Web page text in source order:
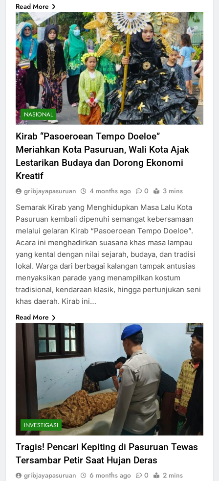
Read More
NASIONAL
Kirab “Pasoeroean Tempo Doeloe”
Meriahkan Kota Pasuruan, Wali Kota Ajak
Lestarikan Budaya dan Dorong Ekonomi
Kreatif
gribjayapasuruan 4 months ago 0 3 mins
Semarak Kirab yang Menghidupkan Masa Lalu Kota
Pasuruan kembali dipenuhi semangat kebersamaan
melalui gelaran Kirab “Pasoeroean Tempo Doeloe”.
Acara ini menghadirkan suasana khas masa lampau
yang kental dengan nilai sejarah, budaya, dan tradisi
lokal. Warga dari berbagai kalangan tampak antusias
menyaksikan parade yang menampilkan kostum
tradisional, kendaraan klasik, hingga pertunjukan seni
khas daerah. Kirab ini…
Read More
INVESTIGASI
Tragis! Pencari Kepiting di Pasuruan Tewas
Tersambar Petir Saat Hujan Deras
gribjayapasuruan 6 months ago 0 2 mins